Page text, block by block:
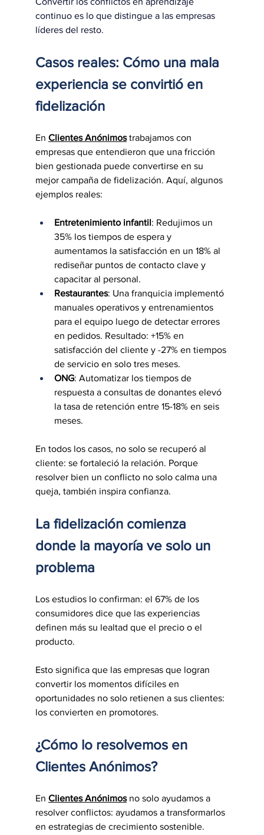
continuo es lo que distingue a las empresas
líderes del resto.
Casos reales: Cómo una mala
experiencia se convirtió en
fidelización
En Clientes Anónimos trabajamos con
empresas que entendieron que una fricción
bien gestionada puede convertirse en su
mejor campaña de fidelización. Aquí, algunos
ejemplos reales:
Entretenimiento infantil : Redujimos un
35% los tiempos de espera y
aumentamos la satisfacción en un 18% al
rediseñar puntos de contacto clave y
capacitar al personal.
Restaurantes: Una franquicia implementó
manuales operativos y entrenamientos
para el equipo luego de detectar errores
en pedidos. Resultado: +15% en
satisfacción del cliente y -27% en tiempos
de servicio en solo tres meses.
ONG: Automatizar los tiempos de
respuesta a consultas de donantes elevó
la tasa de retención entre 15-18% en seis
meses.
En todos los casos, no solo se recuperó al
cliente: se fortaleció la relación. Porque
resolver bien un conflicto no solo calma una
queja, también inspira confianza.
La fidelización comienza
donde la mayoría ve solo un
problema
Los estudios lo confirman: el 67% de los
consumidores dice que las experiencias
definen más su lealtad que el precio o el
producto.
Esto significa que las empresas que logran
convertir los momentos difíciles en
oportunidades no solo retienen a sus clientes:
los convierten en promotores.
¿Cómo lo resolvemos en
Clientes Anónimos?
En Clientes Anónimos no solo ayudamos a
resolver conflictos: ayudamos a transformarlos
en estrategias de crecimiento sostenible.